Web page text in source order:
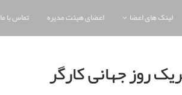
لینک های اعضا اعضای هیئت مدیره تماس با ما
روز جهانی کارگر